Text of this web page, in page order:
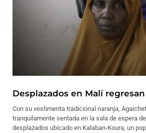
Desplazados en Malí
Con su vestimenta tradicional naranja,
tranquilamente sentada en la sala de espera
desplazados ubicado en Kalaban-Koura, un